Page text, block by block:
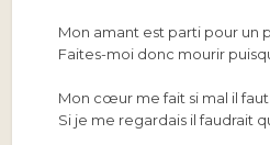
Mon amant est parti pour un
Faites-moi donc mourir
Mon cœur me fait si mal il
Si je me regardais il faudrait